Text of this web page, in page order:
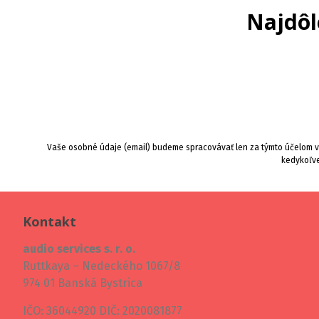
Vaše osobné údaje (email) budeme spracovávať len za týmto
Kontakt
audio services s. r. o.
Ruttkaya – Nedeckého 1067/8
974 01 Banská Bystrica
IČO: 36044920 DIČ: 2020081877